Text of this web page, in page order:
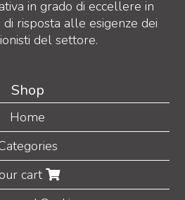
in grado di eccellere in
risposta alle esigenze dei
del settore.
Shop
Home
cart